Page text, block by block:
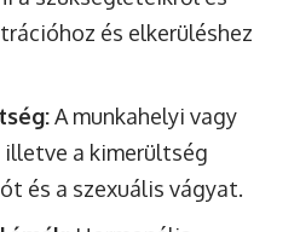
és elkerüléshez
A munkahelyi vagy
a kimerültség
és a szexuális vágyat.